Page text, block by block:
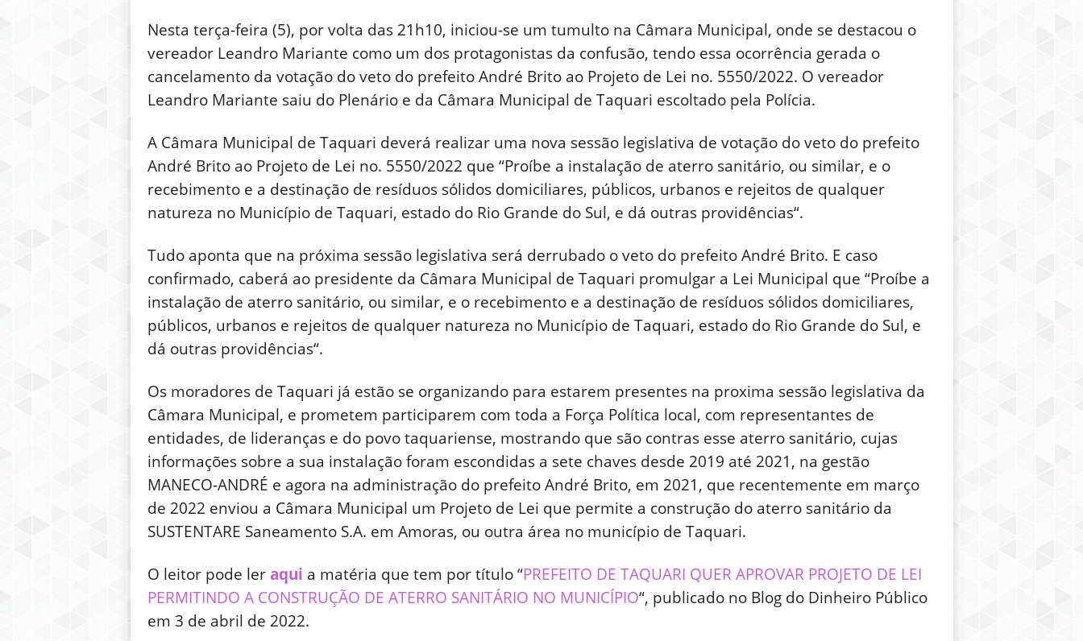
Nesta terça-feira (5), por volta das 21h10, iniciou-se um tumulto na Câmara Municipal, onde se destacou o
vereador Leandro Mariante como um dos protagonistas da confusão, tendo essa ocorrência gerada o
cancelamento da votação do veto do prefeito André Brito ao Projeto de Lei no. 5550/2022. O vereador
Leandro Mariante saiu do Plenário e da Câmara Municipal de Taquari escoltado pela Polícia.
A Câmara Municipal de Taquari deverá realizar uma nova sessão legislativa de votação do veto do prefeito
André Brito ao Projeto de Lei no. 5550/2022 que “Proíbe a instalação de aterro sanitário, ou similar, e o
recebimento e a destinação de resíduos sólidos domiciliares, públicos, urbanos e rejeitos de qualquer
natureza no Município de Taquari, estado do Rio Grande do Sul, e dá outras providências“.
Tudo aponta que na próxima sessão legislativa será derrubado o veto do prefeito André Brito. E caso
confirmado, caberá ao presidente da Câmara Municipal de Taquari promulgar a Lei Municipal que “Proíbe a
instalação de aterro sanitário, ou similar, e o recebimento e a destinação de resíduos sólidos domiciliares,
públicos, urbanos e rejeitos de qualquer natureza no Município de Taquari, estado do Rio Grande do Sul, e
dá outras providências“.
Os moradores de Taquari já estão se organizando para estarem presentes na proxima sessão legislativa da
Câmara Municipal, e prometem participarem com toda a Força Política local, com representantes de
entidades, de lideranças e do povo taquariense, mostrando que são contras esse aterro sanitário, cujas
informações sobre a sua instalação foram escondidas a sete chaves desde 2019 até 2021, na gestão
MANECO-ANDRÉ e agora na administração do prefeito André Brito, em 2021, que recentemente em março
de 2022 enviou a Câmara Municipal um Projeto de Lei que permite a construção do aterro sanitário da
SUSTENTARE Saneamento S.A. em Amoras, ou outra área no município de Taquari.
O leitor pode leraqui a matéria que tem por título “PREFEITO DE TAQUARI QUER APROVAR PROJETO DE LEI
PERMITINDO A CONSTRUÇÃO DE ATERRO SANITÁRIO NO MUNICÍPIO“, publicado no Blog do Dinheiro Público
em 3 de abril de 2022.